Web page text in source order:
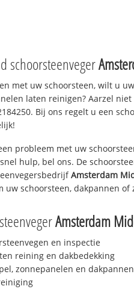
schoorsteenveger
met uw schoorsteen, wilt u
laten reinigen? Aarzel
Bij ons regelt u een
probleem met uw
hulp, bel ons. De
Amsterdam
uw schoorsteen, dakpannen
Amsterdam
en inspectie
reining en dakbedekking
zonnepanelen en